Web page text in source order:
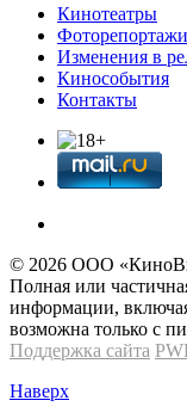
Кинотеатры
Фоторепортажи
Изменения в
Кинособытия
Контакты
© 2026 OOО
Полная или
информации,
возможна только с
Поддержка сайта
Наверх